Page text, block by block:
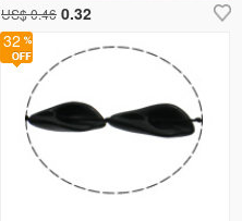
32
US$ 0.46 0.32